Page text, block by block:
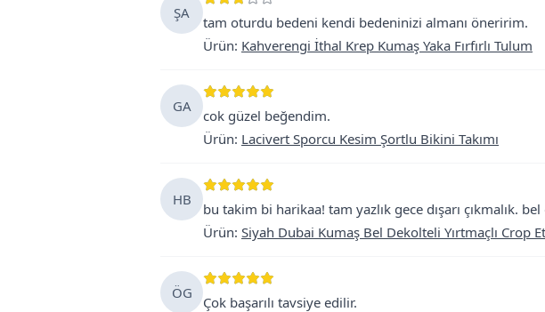
ŞA
tam oturdu bedeni kendi bedeninizi almanı öneririm.
Ürün: Kahverengi İthal Krep Kumaş Yaka Fırfırlı Tulum
GA
cok güzel beğendim.
Ürün: Lacivert Sporcu Kesim Şortlu Bikini Takımı
HB
bu takim bi harikaa! tam yazlık gece dışarı çıkmalık.
Ürün: Siyah Dubai Kumaş Bel Dekolteli Yırtmaçlı Crop
ÖG
Çok başarılı tavsiye edilir.